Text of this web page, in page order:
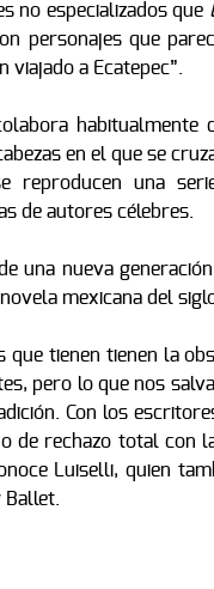
no especializados que
personajes que
viajado a Ecatepec”.
habitualmente
en el que se
una
de autores célebres.
una nueva
mexicana del
que tienen tienen la
pero lo que nos
Con los
de rechazo total con
Luiselli, quien
Ballet.